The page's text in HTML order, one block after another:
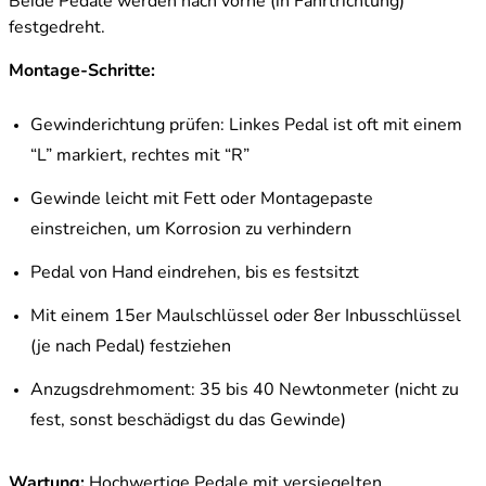
festgedreht.
Montage-Schritte:
Gewinderichtung prüfen: Linkes Pedal ist oft mit einem
“L” markiert, rechtes mit “R”
Gewinde leicht mit Fett oder Montagepaste
einstreichen, um Korrosion zu verhindern
Pedal von Hand eindrehen, bis es festsitzt
Mit einem 15er Maulschlüssel oder 8er Inbusschlüssel
(je nach Pedal) festziehen
Anzugsdrehmoment: 35 bis 40 Newtonmeter (nicht zu
fest, sonst beschädigst du das Gewinde)